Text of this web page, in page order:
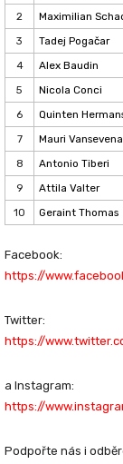
2
Maximilian
3
Tadej Pogačar
4
Alex Baudin
5
Nicola Conci
6
Quinten
7
Mauri
8
Antonio Tiberi
9
Attila Valter
10
Geraint Thomas
Facebook:
https://
Twitter:
https://
a Instagram:
https://
Podpořte nás i